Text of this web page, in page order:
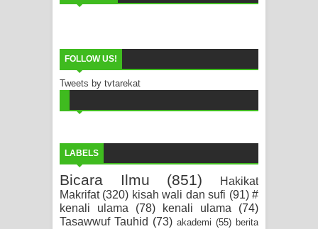
FOLLOW US!
Tweets by tvtarekat
LABELS
Bicara Ilmu (851)
Hakikat
Makrifat (320) kisah wali dan sufi (91) #
kenali ulama
(78) kenali ulama
(74)
Tasawwuf Tauhid (73) akademi (55) berita